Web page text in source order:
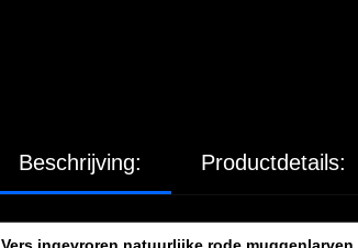
Beschrijving: Productdetails: